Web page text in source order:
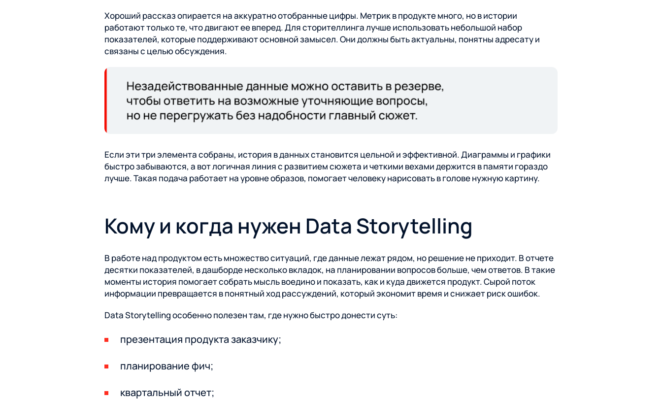
Хороший рассказ опирается на аккуратно отобранные цифры. Метрик в продукте много, но в истории
работают только те, что двигают ее вперед. Для сторителлинга лучше использовать небольшой набор
показателей, которые поддерживают основной замысел. Они должны быть актуальны, понятны адресату и
связаны с целью обсуждения.
Если эти три элемента собраны, история в данных становится цельной и эффективной. Диаграммы и графики
быстро забываются, а вот логичная линия с развитием сюжета и четкими вехами держится в памяти гораздо
лучше. Такая подача работает на уровне образов, помогает человеку нарисовать в голове нужную картину.
Кому и когда нужен Data Storytelling
В работе над продуктом есть множество ситуаций, где данные лежат рядом, но решение не приходит. В отчете
десятки показателей, в дашборде несколько вкладок, на планировании вопросов больше, чем ответов. В такие
моменты история помогает собрать мысль воедино и показать, как и куда движется продукт. Сырой поток
информации превращается в понятный ход рассуждений, который экономит время и снижает риск ошибок.
Data Storytelling особенно полезен там, где нужно быстро донести суть:
презентация продукта заказчику;
планирование фич;
квартальный отчет;